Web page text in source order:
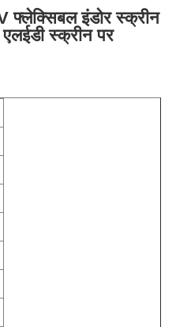
फ्लेक्सिबल इंडोर स्क्रीन
एलईडी स्क्रीन पर